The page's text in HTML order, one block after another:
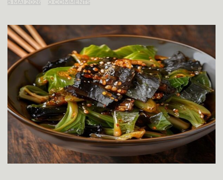
8 MAI 2026 0 COMMENTS